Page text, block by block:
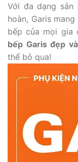
Với đa dạng
hoàn, Garis
bếp của mọi
bếp Garis đẹp
thể bỏ qua!